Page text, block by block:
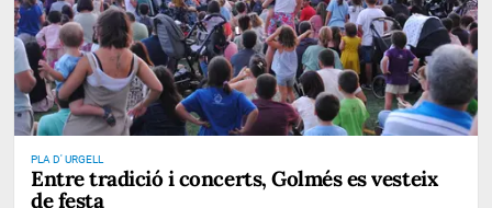
PLA D' URGELL
Entre tradició i concerts, Golmés es vesteix
de festa